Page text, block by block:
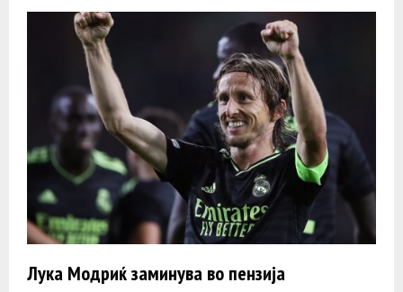
Лука Модриќ заминува во пензија